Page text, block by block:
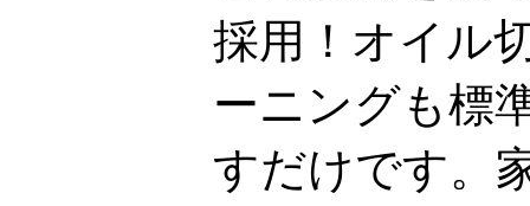
採用！オイル
ーニングも標
すだけです。